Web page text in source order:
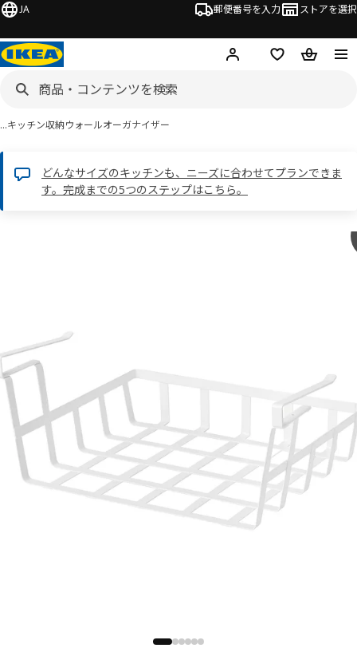
JA 郵便番号を入力 ストアを選択
ログイン・新規入会
欲しいものリスト
カート
…キッチン収納ウォールオーガナイザー
どんなサイズのキッチンも、ニーズに合わせてプランできま
す。完成までの5つのステップはこちら。